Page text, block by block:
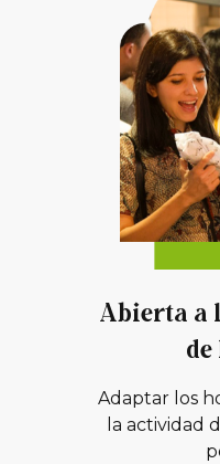
Abierta a
de
Adaptar los
la actividad